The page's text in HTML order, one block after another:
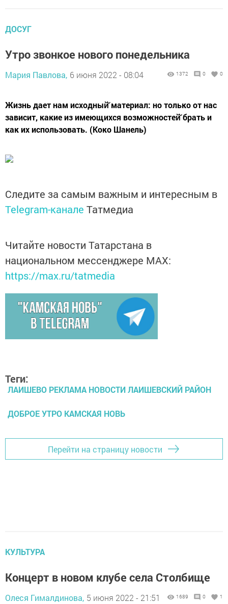
ДОСУГ
Утро звонкое нового понедельника
Мария Павлова, 6 июня 2022 - 08:04 1372 0 0
Жизнь дает нам исходный̆ материал: но только от нас
зависит, какие из имеющихся возможностей̆ брать и
как их использовать. (Коко Шанель)
Следите за самым важным и интересным в
Telegram-канале Татмедиа
Читайте новости Татарстана в
национальном мессенджере MАХ:
https://max.ru/tatmedia
Теги:
ЛАИШЕВО РЕКЛАМА НОВОСТИ ЛАИШЕВСКИЙ РАЙОН
ДОБРОЕ УТРО КАМСКАЯ НОВЬ
Перейти на страницу новости
КУЛЬТУРА
Концерт в новом клубе села Столбище
Олеся Гималдинова, 5 июня 2022 - 21:51 1689 0 1